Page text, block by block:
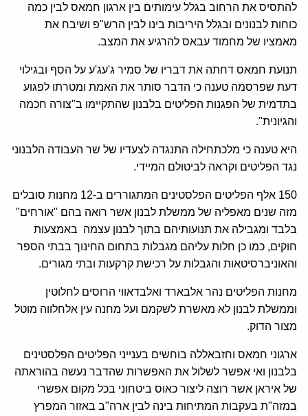
להתסיס את הרחוב בגלל עימותים בין ארגון חמאס לבין כמה
כוחות לבנונים ובגלל היריבות בינו לבין הרש"פ ושיבח את
מאמציו של מחמוד עבאס להרגיע את המצב.
תנועת חמאס דחתה את דבריו של סמיר ג'עג'ע על הסף ובגילוי
דעת שפרסמה טענה כי הדבר סותר את האמת ומטרתו לפגוע
בתדמית של הפגנות הפליטים בלבנון שהתקיימו ב"צורה חכמה
והגיונית".
היא טענה כי מלכתחילה התנגדה לצעדיו של שר העבודה הלבנוני
נגד הפליטים וקראה לביטולם המיידי.
150 אלף הפליטים הפלסטינים המתגוררים ב-12 מחנות סובלים
מזה שנים מאפליה של ממשלת לבנון אשר רואה בהם "אורחים"
בלבד ומגבילה את תנועותיהם בתוך לבנון עצמה באמצעות
חוקים, כמו כן חלות עליהם מגבלות בתחום החינוך בבתי הספר
והאוניברסיטאות והגבלות על רכישת קרקעות ובתי מגורים.
מחנות הפליטים נהר אלבארד ואלבדאווי הרוסים לחלוטין
וממשלת לבנון לא מאשרת לשקמם ועל מחנה עין אלחלווה מוטל
מצור הדוק.
ארגוני חמאס וחזבאללה בוחשים בענייני הפליטים הפלסטינים
בלבנון ואי אפשר לשלול את האפשרות שהדבר נעשה בהוראתה
של איראן אשר רוצה ליצור כאוס ביטחוני בכל מקום אפשרי
במזה"ת בעקבות המתיחות בינה לבין ארה"ב באזור המפרץ